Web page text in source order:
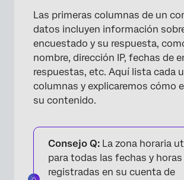
Las primeras columnas de un
datos incluyen información
encuestado y su respuesta,
nombre, dirección IP, fechas de
respuestas, etc. Aquí lista cada
columnas y explicaremos cómo
su contenido.
Consejo Q: La zona horaria
para todas las fechas y horas
registradas en su cuenta de